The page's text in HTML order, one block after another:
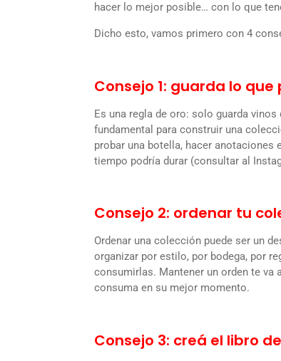
hacer lo mejor posible… con lo que
Dicho esto, vamos primero con 4
Consejo 1: guarda lo
Es una regla de oro: solo guarda
fundamental para construir una
probar una botella, hacer anotaciones
tiempo podría durar (consultar al
Consejo 2: ordenar tu
Ordenar una colección puede ser un
organizar por estilo, por bodega, por
consumirlas. Mantener un orden te va
consuma en su mejor momento.
Consejo 3: creá el libro